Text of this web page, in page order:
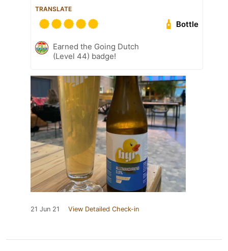
TRANSLATE
Bottle
Earned the Going Dutch
(Level 44) badge!
21 Jun 21 View Detailed Check-in